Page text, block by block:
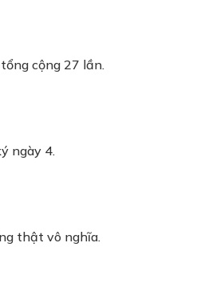
cộng 27 lần.
ngày 4.
thật vô nghĩa.